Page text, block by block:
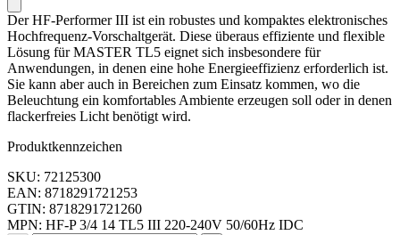
Der HF-Performer III ist ein robustes und kompaktes elektronisches
Hochfrequenz-Vorschaltgerät. Diese überaus effiziente und flexible
Lösung für MASTER TL5 eignet sich insbesondere für
Anwendungen, in denen eine hohe Energieeffizienz erforderlich ist.
Sie kann aber auch in Bereichen zum Einsatz kommen, wo die
Beleuchtung ein komfortables Ambiente erzeugen soll oder in denen
flackerfreies Licht benötigt wird.
Produktkennzeichen
SKU: 72125300
EAN: 8718291721253
GTIN: 8718291721260
MPN: HF-P 3/4 14 TL5 III 220-240V 50/60Hz IDC